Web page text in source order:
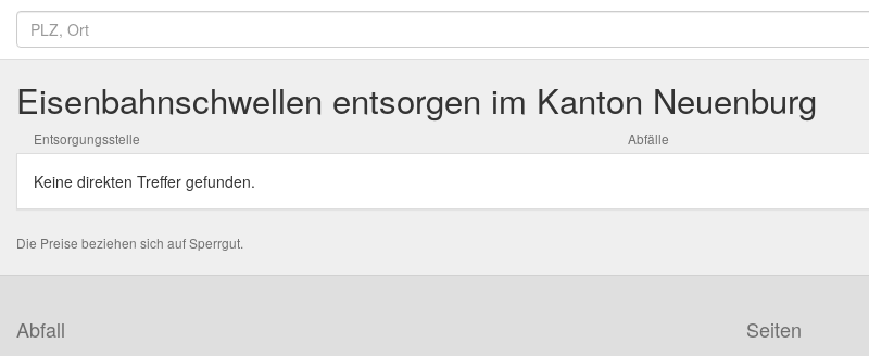
Eisenbahnschwellen entsorgen im Kanton Neuenburg
Entsorgungsstelle Abfälle
Keine direkten Treffer gefunden.
Die Preise beziehen sich auf Sperrgut.
Abfall Seiten